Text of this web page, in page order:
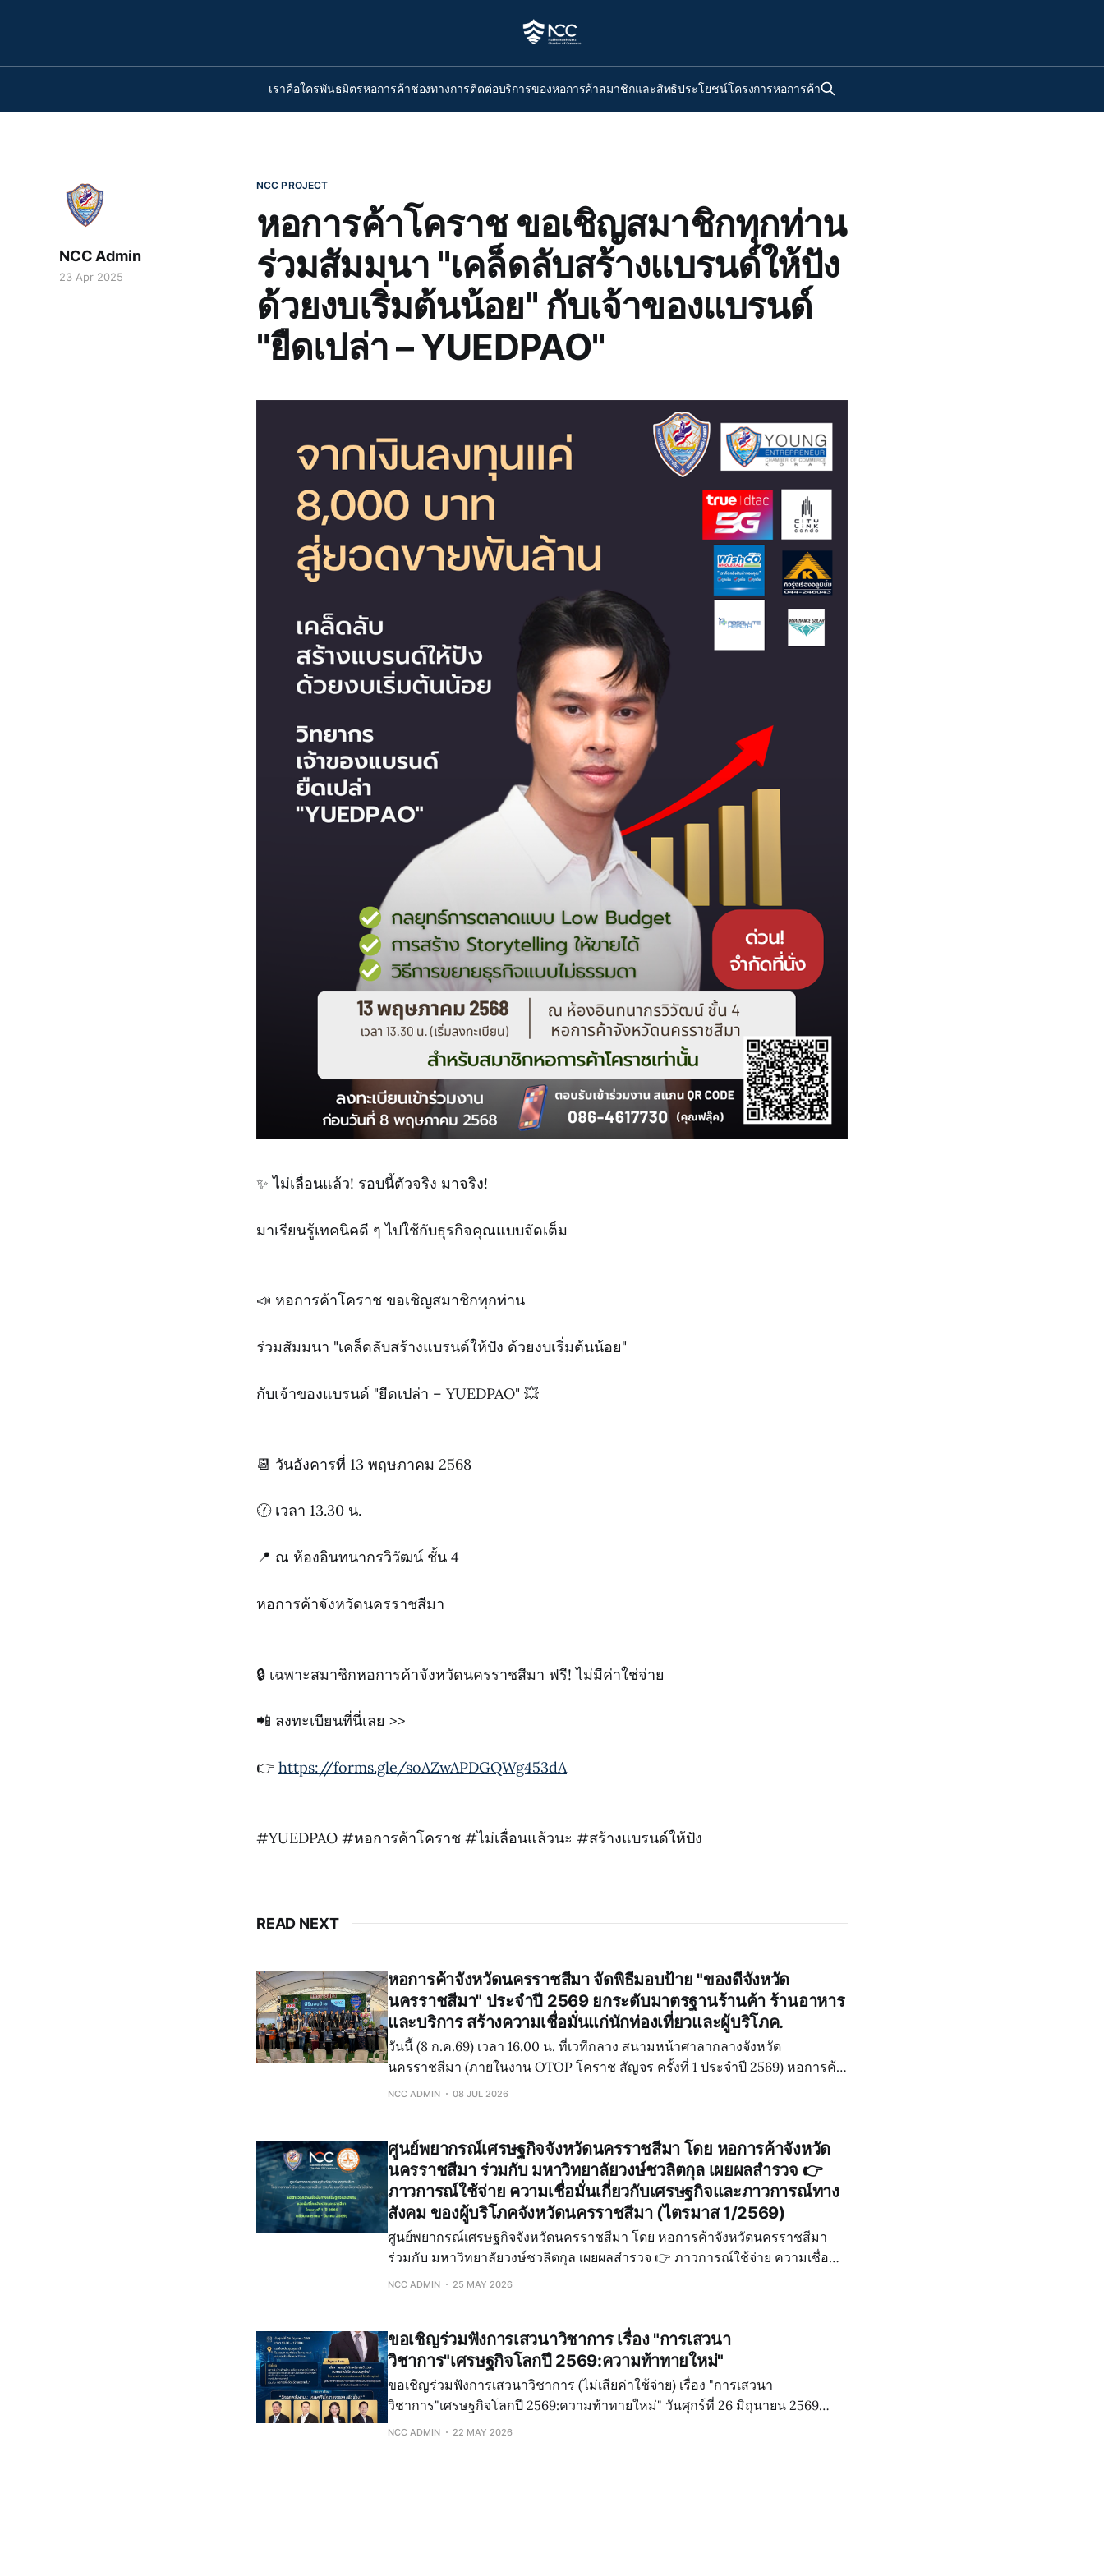
เราคือใครพันธมิตรหอการค้าช่องทางการติดต่อบริการของหอการค้าสมาชิกและสิทธิประโยชน์โครงการหอการค้า
NCC PROJECT
หอการค้าโคราช ขอเชิญสมาชิกทุกท่าน
ร่วมสัมมนา "เคล็ดลับสร้างแบรนด์ให้ปัง
ด้วยงบเริ่มต้นน้อย" กับเจ้าของแบรนด์
"ยืดเปล่า – YUEDPAO"
NCC Admin
23 Apr 2025
✨ ไม่เลื่อนแล้ว! รอบนี้ตัวจริง มาจริง!
มาเรียนรู้เทคนิคดี ๆ ไปใช้กับธุรกิจคุณแบบจัดเต็ม
📣 หอการค้าโคราช ขอเชิญสมาชิกทุกท่าน
ร่วมสัมมนา "เคล็ดลับสร้างแบรนด์ให้ปัง ด้วยงบเริ่มต้นน้อย"
กับเจ้าของแบรนด์ "ยืดเปล่า – YUEDPAO" 💥
📆 วันอังคารที่ 13 พฤษภาคม 2568
🕜 เวลา 13.30 น.
📍 ณ ห้องอินทนากรวิวัฒน์ ชั้น 4
หอการค้าจังหวัดนครราชสีมา
🔒 เฉพาะสมาชิกหอการค้าจังหวัดนครราชสีมา ฟรี! ไม่มีค่าใช่จ่าย
📲 ลงทะเบียนที่นี่เลย >>
👉 https://forms.gle/soAZwAPDGQWg453dA
#YUEDPAO #หอการค้าโคราช #ไม่เลื่อนแล้วนะ #สร้างแบรนด์ให้ปัง
READ NEXT
หอการค้าจังหวัดนครราชสีมา จัดพิธีมอบป้าย "ของดีจังหวัด
นครราชสีมา" ประจำปี 2569 ยกระดับมาตรฐานร้านค้า ร้านอาหาร
และบริการ สร้างความเชื่อมั่นแก่นักท่องเที่ยวและผู้บริโภค.
วันนี้ (8 ก.ค.69) เวลา 16.00 น. ที่เวทีกลาง สนามหน้าศาลากลางจังหวัด
นครราชสีมา (ภายในงาน OTOP โคราช สัญจร ครั้งที่ 1 ประจำปี 2569) หอการค้า
จังหวัดนครราชสีมา จัดพิธีมอบป้าย "ของดีจังหวัดนครราชสีมา" ประจำปี 2569
NCC ADMIN 08 JUL 2026
ศูนย์พยากรณ์เศรษฐกิจจังหวัดนครราชสีมา โดย หอการค้าจังหวัด
นครราชสีมา ร่วมกับ มหาวิทยาลัยวงษ์ชวลิตกุล เผยผลสำรวจ 👉
ภาวการณ์ใช้จ่าย ความเชื่อมั่นเกี่ยวกับเศรษฐกิจและภาวการณ์ทาง
สังคม ของผู้บริโภคจังหวัดนครราชสีมา (ไตรมาส 1/2569)
ศูนย์พยากรณ์เศรษฐกิจจังหวัดนครราชสีมา โดย หอการค้าจังหวัดนครราชสีมา
ร่วมกับ มหาวิทยาลัยวงษ์ชวลิตกุล เผยผลสำรวจ 👉 ภาวการณ์ใช้จ่าย ความเชื่อมั่น
เกี่ยวกับเศรษฐกิจและภาวการณ์ทางสังคม ของผู้บริโภคจังหวัดนครราชสีมา
NCC ADMIN 25 MAY 2026
ขอเชิญร่วมฟังการเสวนาวิชาการ เรื่อง "การเสวนา
วิชาการ"เศรษฐกิจโลกปี 2569:ความท้าทายใหม่"
ขอเชิญร่วมฟังการเสวนาวิชาการ (ไม่เสียค่าใช้จ่าย) เรื่อง "การเสวนา
วิชาการ"เศรษฐกิจโลกปี 2569:ความท้าทายใหม่" วันศุกร์ที่ 26 มิถุนายน 2569
เวลา 13.00 - 17.30 น. ณ ห้องประชุมสุรนารีโรงแรมดิ อิมพีเรียล โฮเทล แอนด์
NCC ADMIN 22 MAY 2026